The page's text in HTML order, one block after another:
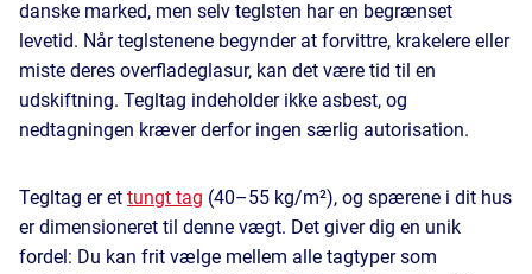
danske marked, men selv teglsten har en begrænset
levetid. Når teglstenene begynder at forvittre, krakelere eller
miste deres overfladeglasur, kan det være tid til en
udskiftning. Tegltag indeholder ikke asbest, og
nedtagningen kræver derfor ingen særlig autorisation.
Tegltag er et tungt tag (40–55 kg/m²), og spærene i dit hus
er dimensioneret til denne vægt. Det giver dig en unik
fordel: Du kan frit vælge mellem alle tagtyper som